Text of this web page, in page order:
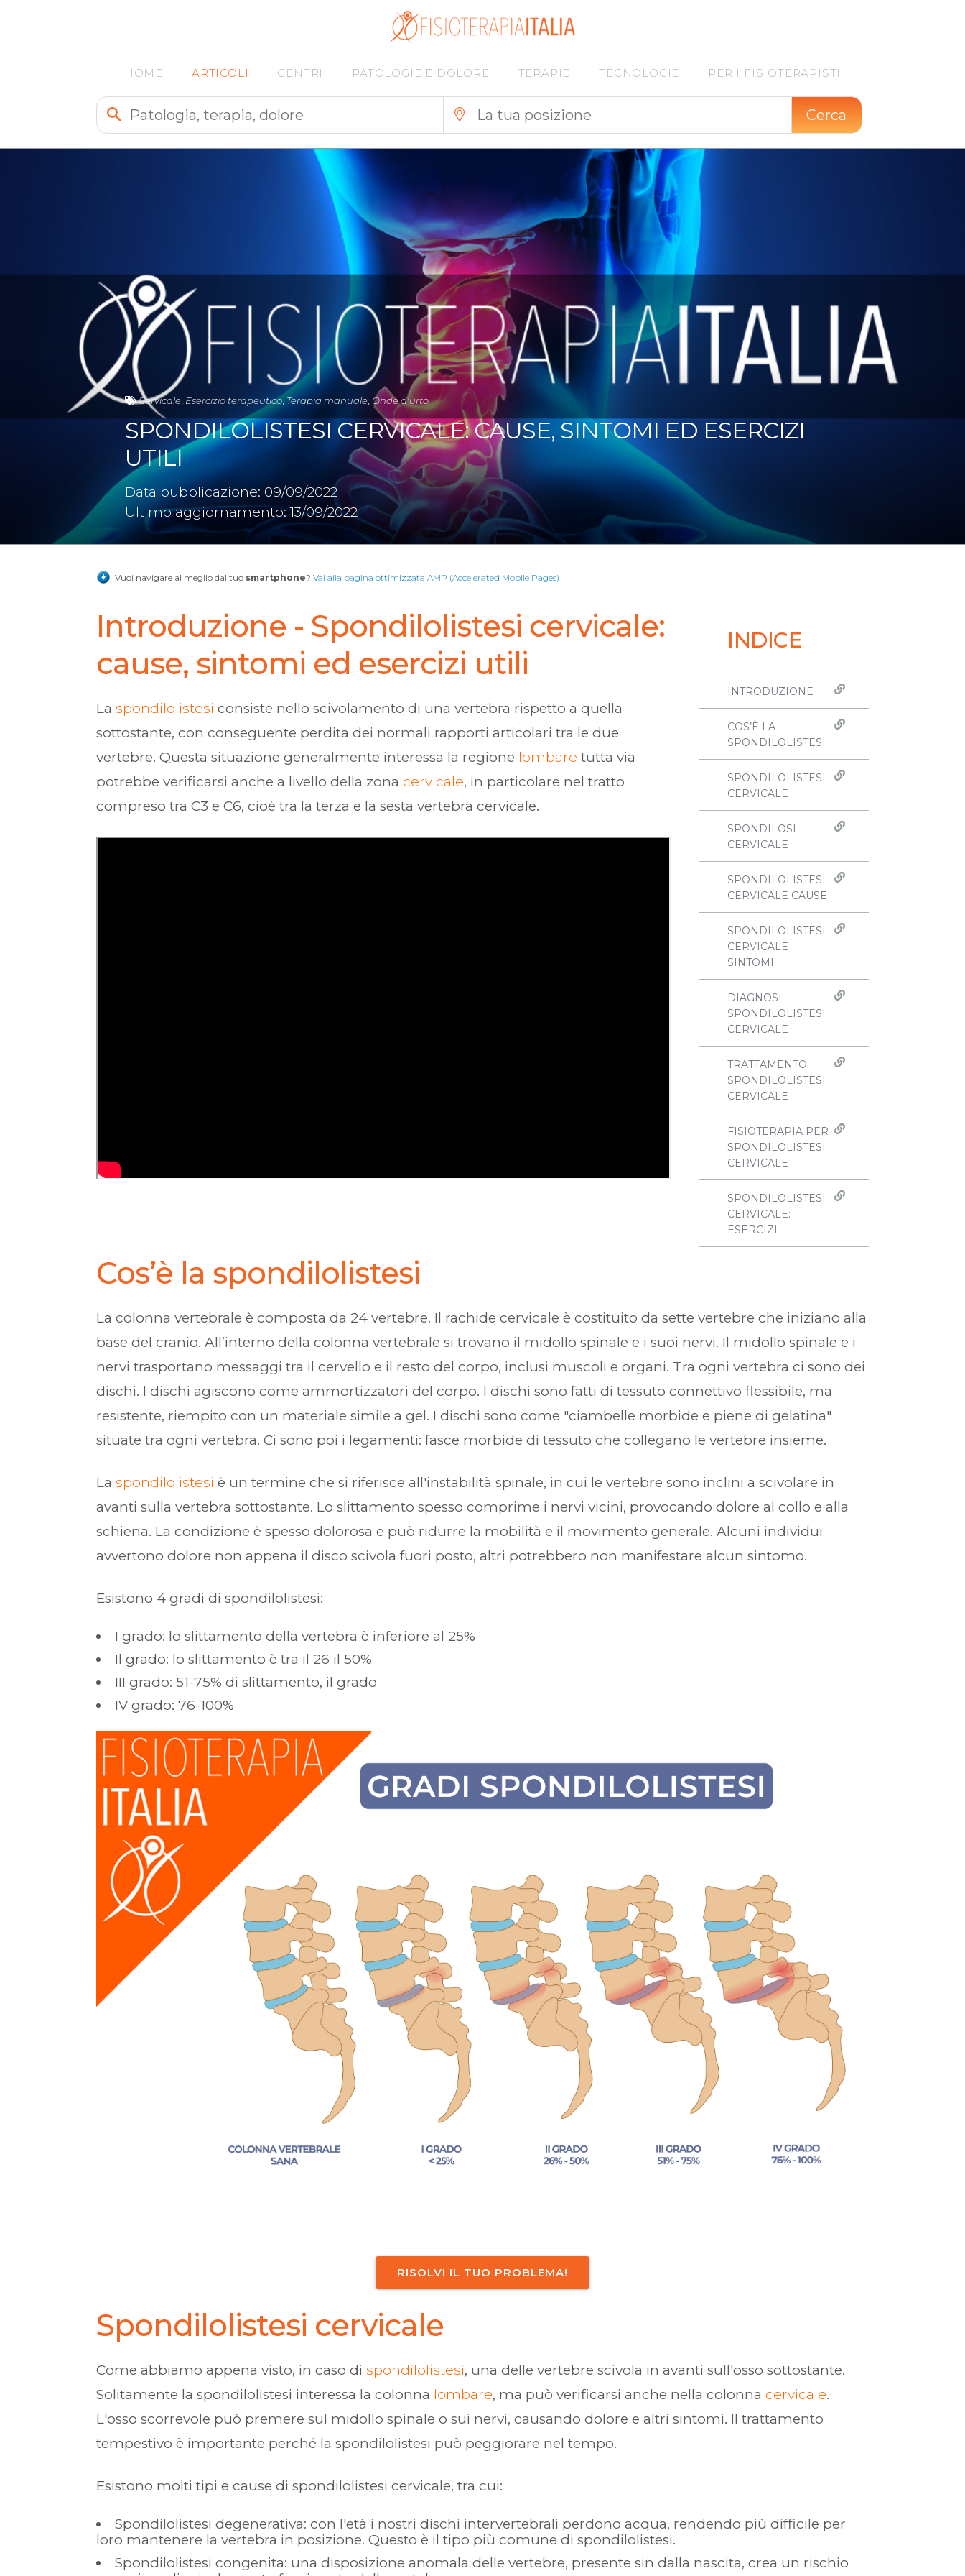
HOME ARTICOLI CENTRI PATOLOGIE E DOLORE TERAPIE TECNOLOGIE PER I FISIOTERAPISTI
Cerca
Cervicale Esercizio terapeutico,Terapia manuale Onde d'urto
SPONDILOLISTESI CERVICALE: CAUSE, SINTOMI ED ESERCIZI
UTILI
Data pubblicazione: 09/09/2022
Ultimo aggiornamento: 13/09/2022
Vuoi navigare al meglio dal tuo smartphone?Vai alla pagina ottimizzata AMP (Accelerated Mobile Pages)
Introduzione - Spondilolistesi cervicale:
cause, sintomi ed esercizi utili
Laspondilolistesi consiste nello scivolamento di una vertebra rispetto a quella
sottostante, con conseguente perdita dei normali rapporti articolari tra le due
vertebre. Questa situazione generalmente interessa la regione lombare tutta via
potrebbe verificarsi anche a livello della zona cervicale, in particolare nel tratto
compreso tra C3 e C6, cioè tra la terza e la sesta vertebra cervicale.
INDICE
INTRODUZIONE
COS’È LA
SPONDILOLISTESI
SPONDILOLISTESI
CERVICALE
SPONDILOSI
CERVICALE
SPONDILOLISTESI
CERVICALE CAUSE
SPONDILOLISTESI
CERVICALE
SINTOMI
DIAGNOSI
SPONDILOLISTESI
CERVICALE
TRATTAMENTO
SPONDILOLISTESI
CERVICALE
FISIOTERAPIA PER
SPONDILOLISTESI
CERVICALE
SPONDILOLISTESI
CERVICALE:
ESERCIZI
Cos’è la spondilolistesi
La colonna vertebrale è composta da 24 vertebre. Il rachide cervicale è costituito da sette vertebre che iniziano alla
base del cranio. All’interno della colonna vertebrale si trovano il midollo spinale e i suoi nervi. Il midollo spinale e i
nervi trasportano messaggi tra il cervello e il resto del corpo, inclusi muscoli e organi. Tra ogni vertebra ci sono dei
dischi. I dischi agiscono come ammortizzatori del corpo. I dischi sono fatti di tessuto connettivo flessibile, ma
resistente, riempito con un materiale simile a gel. I dischi sono come "ciambelle morbide e piene di gelatina"
situate tra ogni vertebra. Ci sono poi i legamenti: fasce morbide di tessuto che collegano le vertebre insieme.
Laspondilolistesi è un termine che si riferisce all'instabilità spinale, in cui le vertebre sono inclini a scivolare in
avanti sulla vertebra sottostante. Lo slittamento spesso comprime i nervi vicini, provocando dolore al collo e alla
schiena. La condizione è spesso dolorosa e può ridurre la mobilità e il movimento generale. Alcuni individui
avvertono dolore non appena il disco scivola fuori posto, altri potrebbero non manifestare alcun sintomo.
Esistono 4 gradi di spondilolistesi:
I grado: lo slittamento della vertebra è inferiore al 25%
Il grado: lo slittamento è tra il 26 il 50%
III grado: 51-75% di slittamento, il grado
IV grado: 76-100%
RISOLVI IL TUO PROBLEMA!
Spondilolistesi cervicale
Come abbiamo appena visto, in caso dispondilolistesi, una delle vertebre scivola in avanti sull'osso sottostante.
Solitamente la spondilolistesi interessa la colonna lombare, ma può verificarsi anche nella colonna cervicale.
L'osso scorrevole può premere sul midollo spinale o sui nervi, causando dolore e altri sintomi. Il trattamento
tempestivo è importante perché la spondilolistesi può peggiorare nel tempo.
Esistono molti tipi e cause di spondilolistesi cervicale, tra cui:
Spondilolistesi degenerativa: con l'età i nostri dischi intervertebrali perdono acqua, rendendo più difficile per
loro mantenere la vertebra in posizione. Questo è il tipo più comune di spondilolistesi.
Spondilolistesi congenita: una disposizione anomala delle vertebre, presente sin dalla nascita, crea un rischio